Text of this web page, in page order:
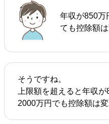
年収が850万
ても控除額
そうですね。
上限額を超えると年収
2000万円でも控除額は変